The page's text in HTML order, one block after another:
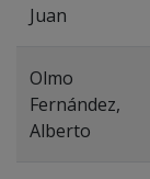
Juan
Olmo
Fernández,
Alberto